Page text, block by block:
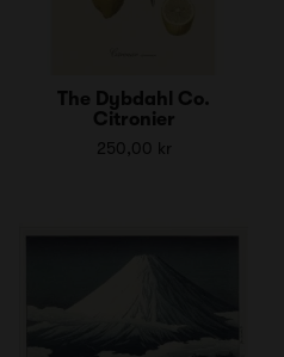
The Dybdahl Co.
Citronier
250,00 kr